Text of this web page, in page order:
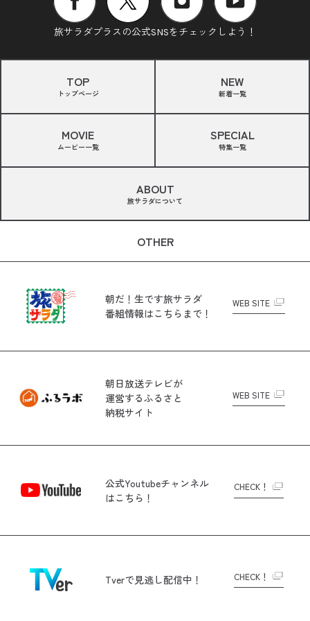
旅サラダプラスの公式SNSをチェックしよう！
TOP
トップページ
NEW
新着一覧
MOVIE
ムービー一覧
SPECIAL
特集一覧
ABOUT
旅サラダについて
OTHER
朝だ！生です旅サラダ
番組情報はこちらまで！
WEB SITE
朝日放送テレビが
運営するふるさと
納税サイト
WEB SITE
公式Youtubeチャンネル
はこちら！
CHECK！
Tverで見逃し配信中！ CHECK！